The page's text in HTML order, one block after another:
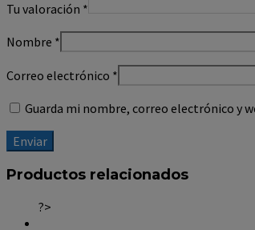
Tu valoración *
Nombre *
Correo electrónico *
Guarda mi nombre, correo electrónico y
Productos relacionados
?>